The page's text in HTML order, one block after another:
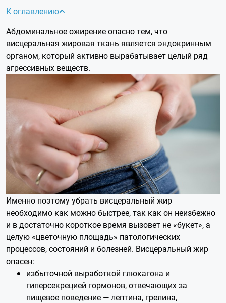
К оглавлению
Абдоминальное ожирение опасно тем, что
висцеральная жировая ткань является эндокринным
органом, который активно вырабатывает целый ряд
агрессивных веществ.
Именно поэтому убрать висцеральный жир
необходимо как можно быстрее, так как он неизбежно
и в достаточно короткое время вызовет не «букет», а
целую «цветочную площадь» патологических
процессов, состояний и болезней. Висцеральный жир
опасен:
избыточной выработкой глюкагона и
гиперсекрецией гормонов, отвечающих за
пищевое поведение — лептина, грелина,